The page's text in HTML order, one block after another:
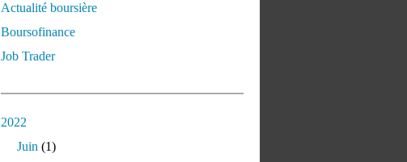
Actualité boursière
Boursofinance
Job Trader
2022
Juin (1)